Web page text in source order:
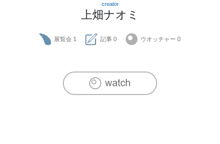
creator
上畑ナオミ
展覧会 1 記事 0 ウオッチャー 0